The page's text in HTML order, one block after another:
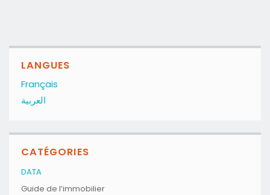
LANGUES
Français
العربية
CATÉGORIES
DATA
Guide de l’immobilier